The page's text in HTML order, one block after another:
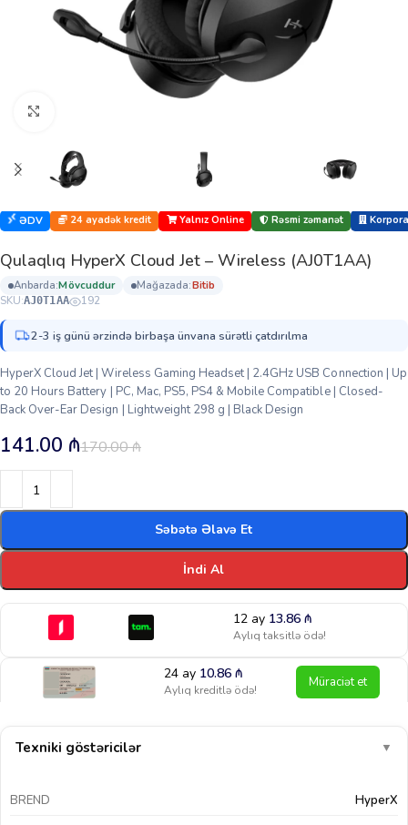
ƏDV 24 ayadək kredit Yalnız Online Rəsmi zəmanət
Qulaqlıq HyperX Cloud Jet – Wireless (AJ0T1AA)
anbarda: mövcuddur mağazada:
bi̇ti̇b
SKU:AJ0T1AA 192
2-3 iş günü ərzində birbaşa ünvana sürətli çatdırılma
HyperX Cloud Jet | Wireless Gaming Headset | 2.4GHz USB Connection | Up
to 20 Hours Battery | PC, Mac, PS5, PS4 & Mobile Compatible | Closed-
Back Over-Ear Design | Lightweight 298 g | Black Design
170.00₼
141.00 ₼
Səbətə Əlavə Et
İndi Al
12 ay 13.86 ₼
Aylıq taksitlə ödə!
24 ay 10.86₼
Aylıq kreditlə ödə! Müraciət et
Texniki göstəricilər ▼
BREND HyperX